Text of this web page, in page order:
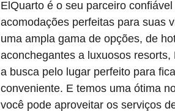
ElQuarto é o seu parceiro
acomodações perfeitas para suas
uma ampla gama de opções, de
aconchegantes a luxuosos resorts,
a busca pelo lugar perfeito para
conveniente. E temos uma ótima
você pode aproveitar os serviços